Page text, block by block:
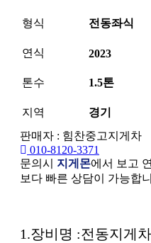
형식 전동좌식
연식 2023
톤수 1.5톤
지역
경기
판매자 : 힘찬중고지게차
010-8120-3371
문의시 지게몬에서 보고
보다 빠른 상담이 가능합
본문
1.장비명 :전동지게차